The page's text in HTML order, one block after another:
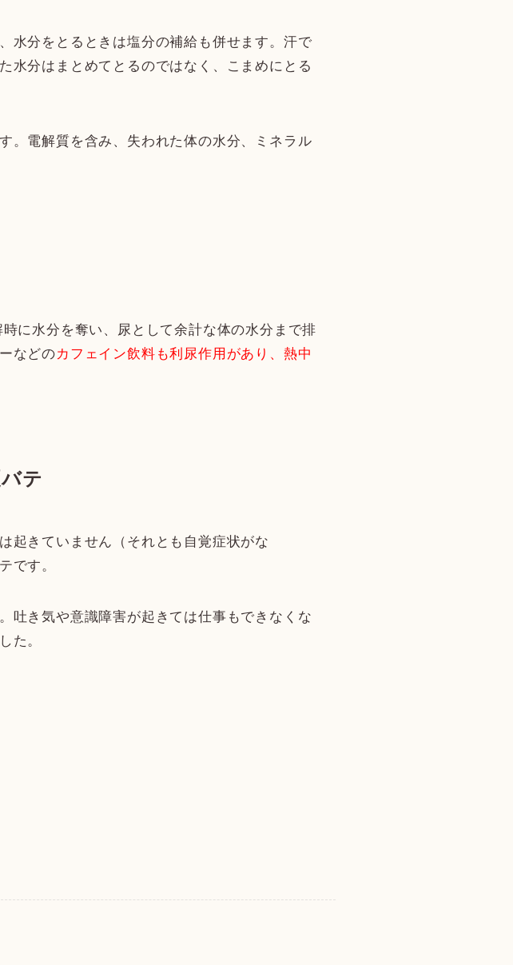
水分をとるときは塩分の補給も併せます。汗で
水分はまとめてとるのではなく、こまめにとる
。電解質を含み、失われた体の水分、ミネラル
に水分を奪い、尿として余計な体の水分まで排
などのカフェイン飲料も利尿作用があり、熱中
テ
起きていません（それとも自覚症状がな
です。
吐き気や意識障害が起きては仕事もできなくな
た。